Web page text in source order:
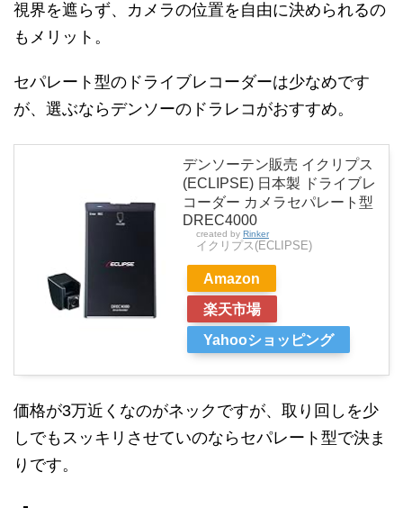
視界を遮らず、カメラの位置を自由に決められるの
もメリット。
セパレート型のドライブレコーダーは少なめです
が、選ぶならデンソーのドラレコがおすすめ。
デンソーテン販売 イクリプス
(ECLIPSE) 日本製 ドライブレ
コーダー カメラセパレート型
DREC4000
created by Rinker
イクリプス(ECLIPSE)
Amazon
楽天市場
Yahooショッピング
価格が3万近くなのがネックですが、取り回しを少
しでもスッキリさせていのならセパレート型で決ま
りです。